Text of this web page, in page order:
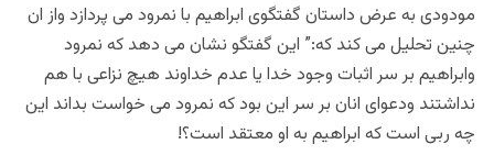
مودودی به عرض داستان گفتگوی ابراهیم با نمرود می پردازد واز ان
چنین تحلیل می کند که:” این گفتگو نشان می دهد که نمرود
وابراهیم بر سر اثبات وجود خدا یا عدم خداوند هیچ نزاعی با هم
نداشتند ودعوای انان بر سر این بود که نمرود می خواست بداند این
چه ربی است که ابراهیم به او معتقد است؟!